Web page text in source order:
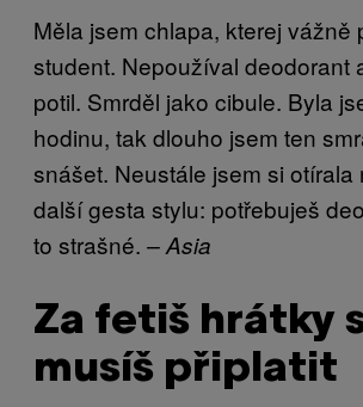
Měla jsem chlapa, kterej vážně
student. Nepoužíval deodorant
potil. Smrděl jako cibule. Byla
hodinu, tak dlouho jsem ten
snášet. Neustále jsem si otírala
další gesta stylu: potřebuješ
to strašné. – Asia
Za fetiš hrátky
musíš připlatit